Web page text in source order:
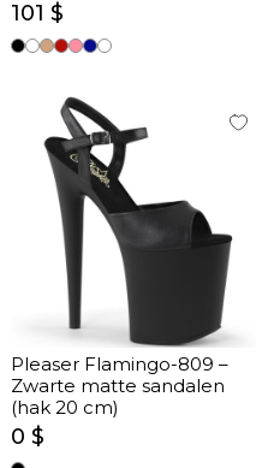
binnenzool (hak 20 cm)
101 $
Pleaser Flamingo-809 –
Zwarte matte sandalen
(hak 20 cm)
0 $